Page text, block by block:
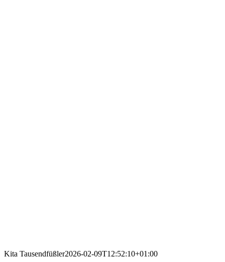
Kita Tausendfüßler2026-02-09T12:52:10+01:00